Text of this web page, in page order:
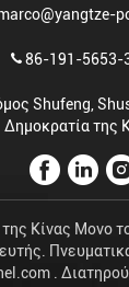
86-191-5653-
Shufeng,
Δημοκρατία της
της Κίνας Μονο
.